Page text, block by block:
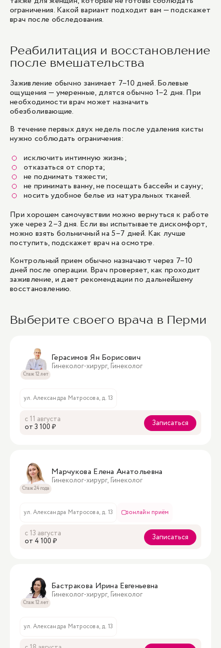
ограничения. Какой вариант подходит вам — подскажет
врач после обследования.
Реабилитация и восстановление
после вмешательства
Заживление обычно занимает 7–10 дней. Болевые
ощущения — умеренные, длятся обычно 1–2 дня. При
необходимости врач может назначить
обезболивающие.
В течение первых двух недель после удаления кисты
нужно соблюдать ограничения:
исключить интимную жизнь;
отказаться от спорта;
не поднимать тяжести;
не принимать ванну, не посещать бассейн и сауну;
носить удобное белье из натуральных тканей.
При хорошем самочувствии можно вернуться к работе
уже через 2–3 дня. Если вы испытываете дискомфорт,
можно взять больничный на 5–7 дней. Как лучше
поступить, подскажет врач на осмотре.
Контрольный прием обычно назначают через 7–10
дней после операции. Врач проверяет, как проходит
заживление, и дает рекомендации по дальнейшему
восстановлению.
Выберите своего врача в Перми
Стаж 12 лет
Герасимов Ян Борисович
Гинеколог-хирург, Гинеколог
ул. Александра Матросова, д. 13
с 11 августа
oт 3 100 ₽
Записаться
Стаж 24 года
Марчукова Елена Анатольевна
Гинеколог-хирург, Гинеколог
ул. Александра Матросова, д. 13 онлайн приём
с 13 августа
oт 4 100 ₽
Записаться
Стаж 12 лет
Бастракова Ирина Евгеньевна
Гинеколог-хирург, Гинеколог
ул. Александра Матросова, д. 13